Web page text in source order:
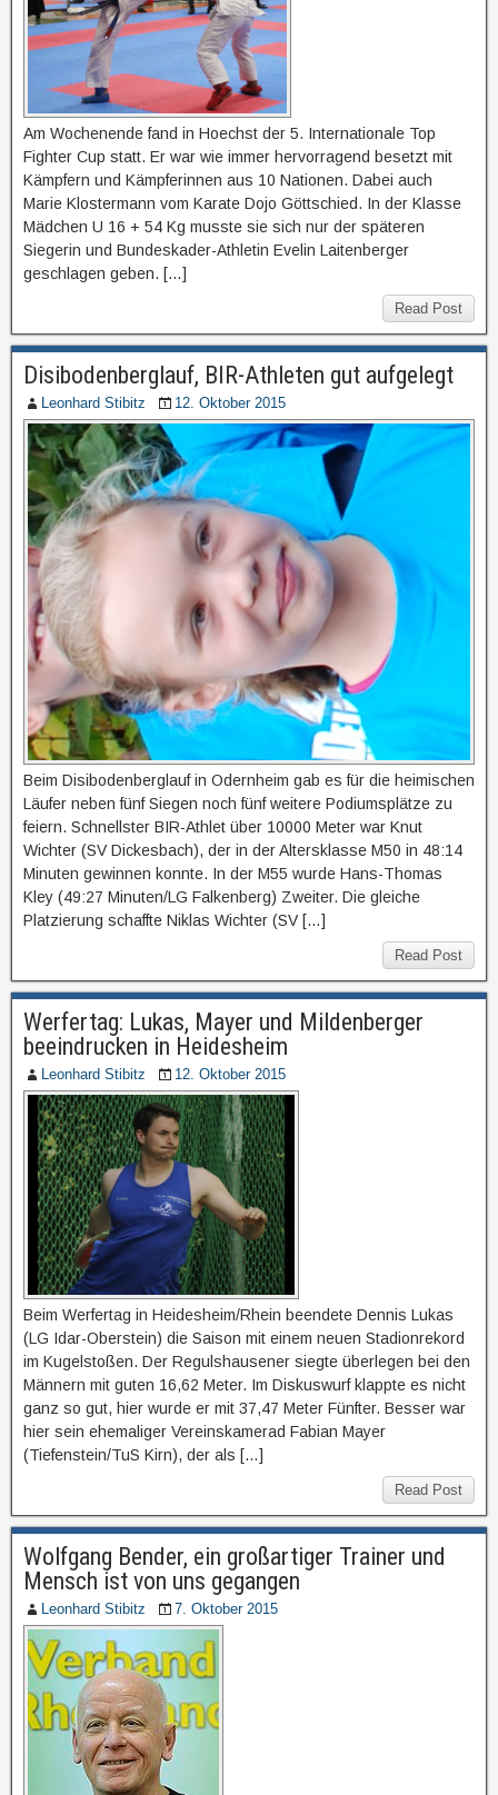
Am Wochenende fand in Hoechst der 5. Internationale Top
Fighter Cup statt. Er war wie immer hervorragend besetzt mit
Kämpfern und Kämpferinnen aus 10 Nationen. Dabei auch
Marie Klostermann vom Karate Dojo Göttschied. In der Klasse
Mädchen U 16 + 54 Kg musste sie sich nur der späteren
Siegerin und Bundeskader-Athletin Evelin Laitenberger
geschlagen geben. […]
Read Post
Disibodenberglauf, BIR-Athleten gut aufgelegt
Leonhard Stibitz 12. Oktober 2015
Beim Disibodenberglauf in Odernheim gab es für die heimischen
Läufer neben fünf Siegen noch fünf weitere Podiumsplätze zu
feiern. Schnellster BIR-Athlet über 10000 Meter war Knut
Wichter (SV Dickesbach), der in der Altersklasse M50 in 48:14
Minuten gewinnen konnte. In der M55 wurde Hans-Thomas
Kley (49:27 Minuten/LG Falkenberg) Zweiter. Die gleiche
Platzierung schaffte Niklas Wichter (SV […]
Read Post
Werfertag: Lukas, Mayer und Mildenberger
beeindrucken in Heidesheim
Leonhard Stibitz 12. Oktober 2015
Beim Werfertag in Heidesheim/Rhein beendete Dennis Lukas
(LG Idar-Oberstein) die Saison mit einem neuen Stadionrekord
im Kugelstoßen. Der Regulshausener siegte überlegen bei den
Männern mit guten 16,62 Meter. Im Diskuswurf klappte es nicht
ganz so gut, hier wurde er mit 37,47 Meter Fünfter. Besser war
hier sein ehemaliger Vereinskamerad Fabian Mayer
(Tiefenstein/TuS Kirn), der als […]
Read Post
Wolfgang Bender, ein großartiger Trainer und
Mensch ist von uns gegangen
Leonhard Stibitz 7. Oktober 2015